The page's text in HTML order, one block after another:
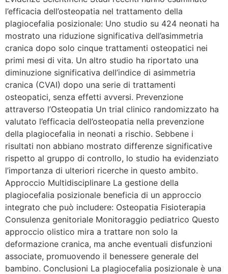
l’efficacia dell’osteopatia nel trattamento della
plagiocefalia posizionale: Uno studio su 424 neonati ha
mostrato una riduzione significativa dell’asimmetria
cranica dopo solo cinque trattamenti osteopatici nei
primi mesi di vita. Un altro studio ha riportato una
diminuzione significativa dell’indice di asimmetria
cranica (CVAI) dopo una serie di trattamenti
osteopatici, senza effetti avversi. Prevenzione
attraverso l’Osteopatia Un trial clinico randomizzato ha
valutato l’efficacia dell’osteopatia nella prevenzione
della plagiocefalia in neonati a rischio. Sebbene i
risultati non abbiano mostrato differenze significative
rispetto al gruppo di controllo, lo studio ha evidenziato
l’importanza di ulteriori ricerche in questo ambito.
Approccio Multidisciplinare La gestione della
plagiocefalia posizionale beneficia di un approccio
integrato che può includere: Osteopatia Fisioterapia
Consulenza genitoriale Monitoraggio pediatrico Questo
approccio olistico mira a trattare non solo la
deformazione cranica, ma anche eventuali disfunzioni
associate, promuovendo il benessere generale del
bambino. Conclusioni La plagiocefalia posizionale è una